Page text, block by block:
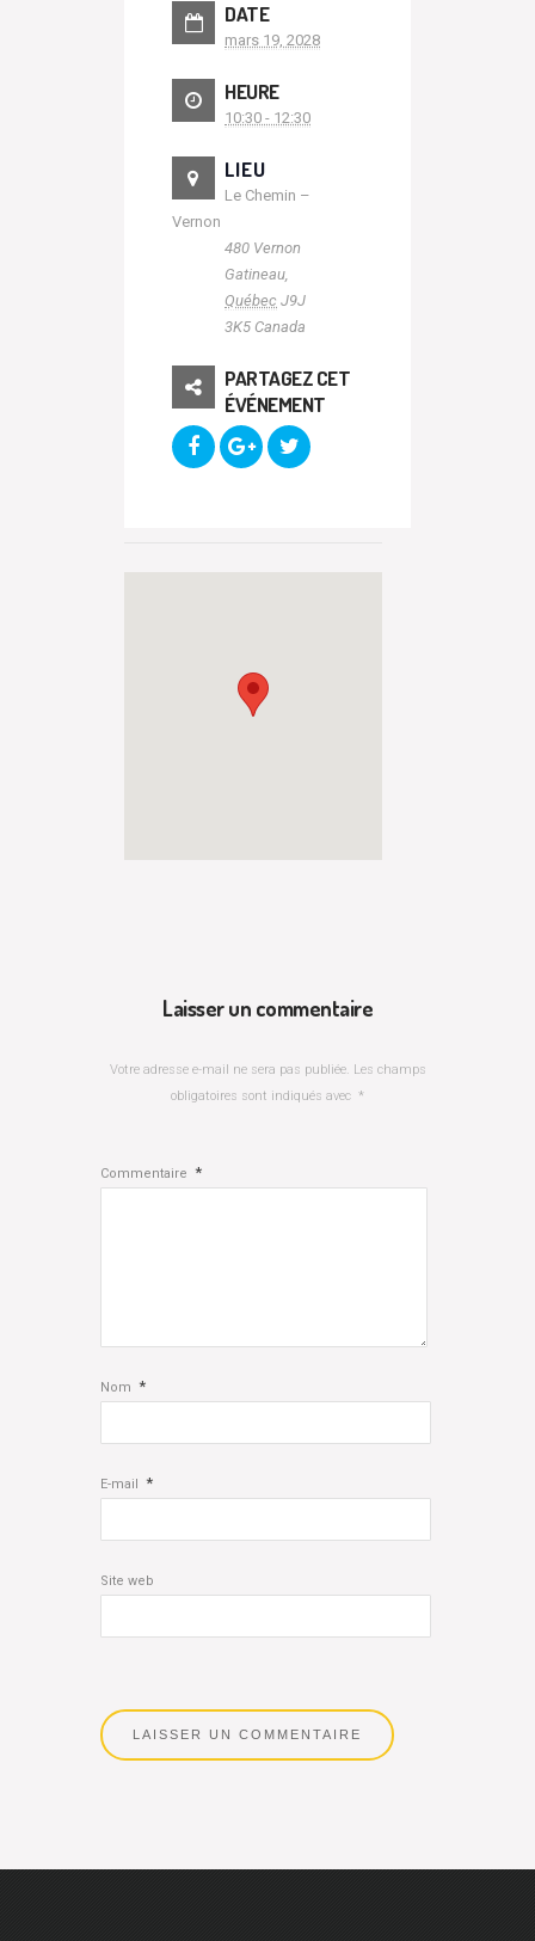
DATE
mars 19, 2028
HEURE
10:30 - 12:30
LIEU
Le Chemin –
Vernon
480 Vernon
Gatineau,
Québec J9J
3K5 Canada
PARTAGEZ CET
ÉVÉNEMENT
Laisser un commentaire
Votre adresse e-mail ne sera pas publiée. Les champs
obligatoires sont indiqués avec *
Commentaire *
Nom *
E-mail *
Site web